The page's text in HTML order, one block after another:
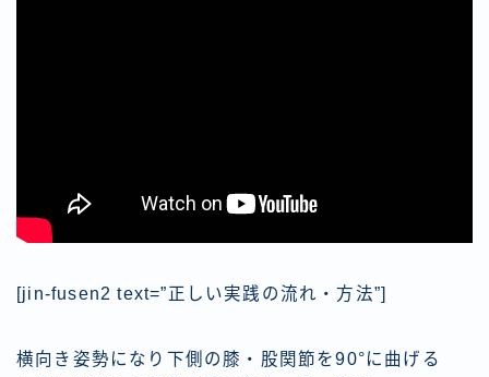
[jin-fusen2 text=”正しい実践の流れ・方法”]
横向き姿勢になり下側の膝・股関節を90°に曲げる